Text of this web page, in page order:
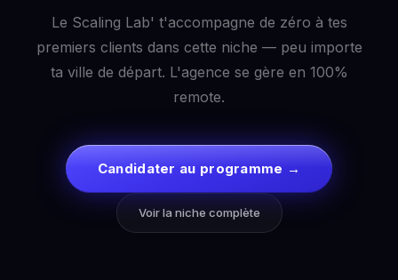
Le Scaling Lab' t'accompagne de zéro à tes
premiers clients dans cette niche — peu importe
ta ville de départ. L'agence se gère en 100%
remote.
Candidater au programme →
Voir la niche complète